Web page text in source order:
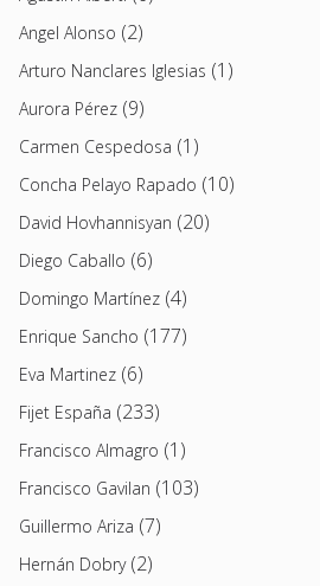
Angel Alonso (2)
Arturo Nanclares Iglesias (1)
Aurora Pérez (9)
Carmen Cespedosa (1)
Concha Pelayo Rapado (10)
David Hovhannisyan (20)
Diego Caballo (6)
Domingo Martínez (4)
Enrique Sancho (177)
Eva Martinez (6)
Fijet España (233)
Francisco Almagro (1)
Francisco Gavilan (103)
Guillermo Ariza (7)
Hernán Dobry(2)